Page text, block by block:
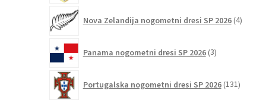
Nova Zelandija nogometni dresi SP 2026 4izdelki
Panama nogometni dresi SP 2026 3izdelki
Portugalska nogometni dresi SP 2026 131